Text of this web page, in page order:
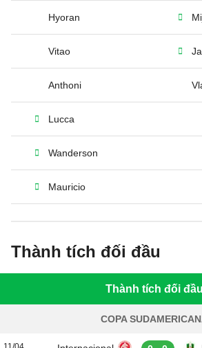
Hyoran
Vitao
Anthoni
Lucca
Wanderson
Mauricio
Thành tích đối đầu
Thành tích đối đầu
COPA